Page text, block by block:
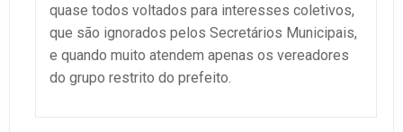
quase todos voltados para interesses coletivos,
que são ignorados pelos Secretários Municipais,
e quando muito atendem apenas os vereadores
do grupo restrito do prefeito.